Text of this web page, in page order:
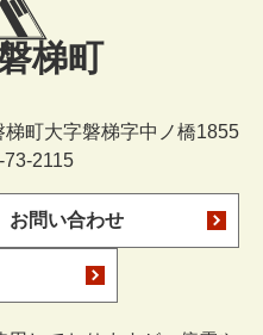
梯町
町大字磐梯字中ノ橋1855
73-2115
お問い合わせ